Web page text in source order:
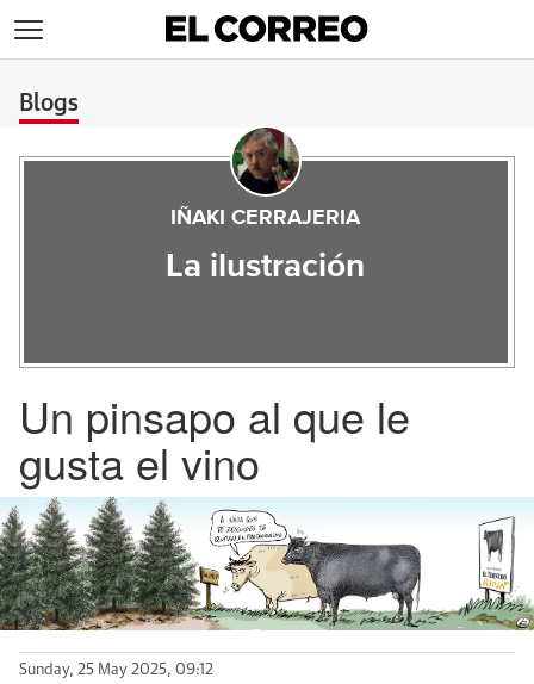
Blogs
IÑAKI CERRAJERIA
La ilustración
Un pinsapo al que le
gusta el vino
Sunday, 25 May 2025, 09:12